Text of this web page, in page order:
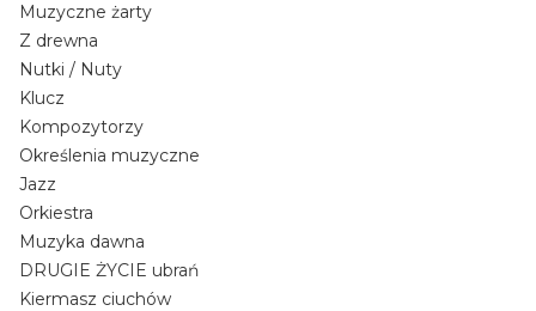
Muzyczne żarty
Z drewna
Nutki / Nuty
Klucz
Kompozytorzy
Określenia muzyczne
Jazz
Orkiestra
Muzyka dawna
DRUGIE ŻYCIE ubrań
Kiermasz ciuchów